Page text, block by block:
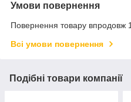
Умови повернення
Повернення товару впродовж
Всі умови повернення
Подібні товари компанії